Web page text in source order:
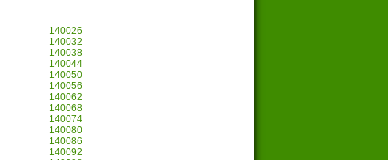
140026
140032
140038
140044
140050
140056
140062
140068
140074
140080
140086
140092